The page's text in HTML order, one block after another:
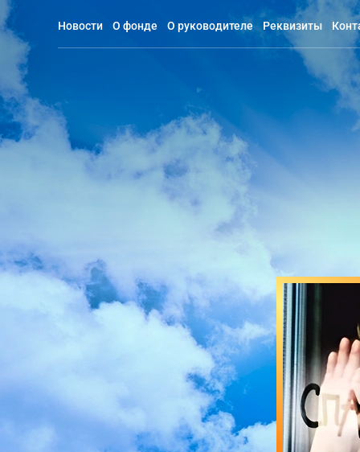
Новости О фонде О руководителе Реквизиты